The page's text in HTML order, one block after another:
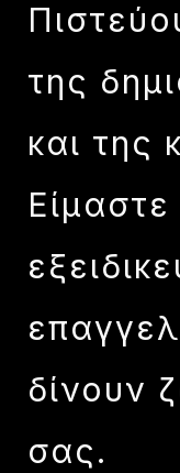
της
και της
δίνουν
σας.